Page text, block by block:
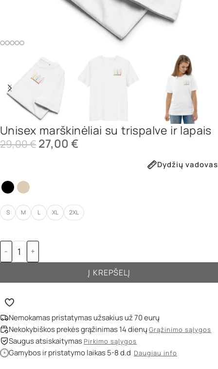
Unisex marškinėliai su trispalve ir lapais
29,00€ 27,00€
Dydžių vadovas
S M L XL 2XL
- +
Į KREPŠELĮ
Nemokamas pristatymas užsakius už 70 eurų
Nekokybiškos prekės grąžinimas 14 dienų Grąžinimo sąlygos
Saugus atsiskaitymas Pirkimo sąlygos
Gamybos ir pristatymo laikas 5-8 d.d Daugiau info